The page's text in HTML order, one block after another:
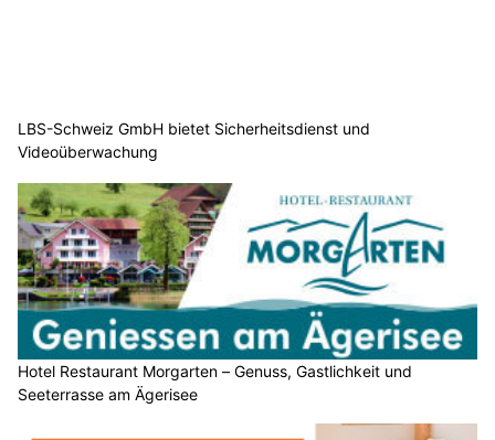
LBS-Schweiz GmbH bietet Sicherheitsdienst und
Videoüberwachung
Hotel Restaurant Morgarten – Genuss, Gastlichkeit und
Seeterrasse am Ägerisee